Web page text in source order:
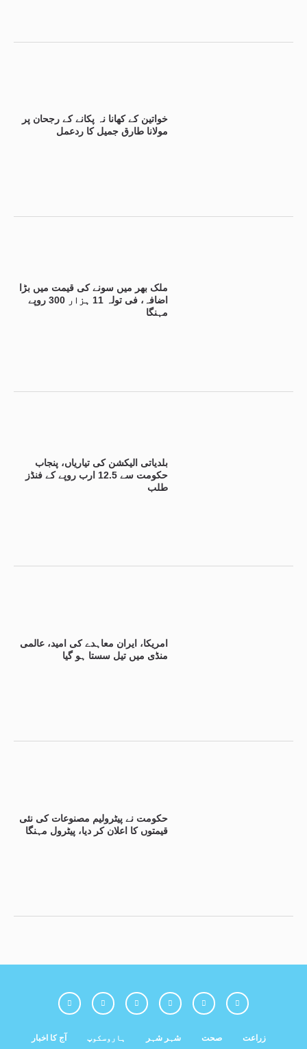
خواتین کے کھانا نہ پکانے کے رجحان پر
مولانا طارق جمیل کا ردعمل
ملک بھر میں سونے کی قیمت میں بڑا
اضافہ، فی تولہ 11 ہزار 300 روپے
مہنگا
بلدیاتی الیکشن کی تیاریاں، پنجاب
حکومت سے 12.5 ارب روپے کے فنڈز
طلب
امریکا، ایران معاہدے کی امید، عالمی
منڈی میں تیل سستا ہو گیا
حکومت نے پیٹرولیم مصنوعات کی نئی
قیمتوں کا اعلان کر دیا، پیٹرول مہنگا
آج کا اخبار ہاروسکوپ شہر شہر صحت زراعت